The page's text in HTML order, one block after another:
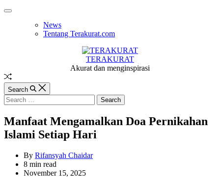
Skip
Off
News
Tentang Terakurat.com
TERAKURAT
Akurat dan menginspirasi
Random
Article
Search
Search
for:
Manfaat Mengamalkan Doa Pernikahan
Islami Setiap Hari
By Rifansyah Chaidar
Estimated
read
8 min read
November 15, 2025